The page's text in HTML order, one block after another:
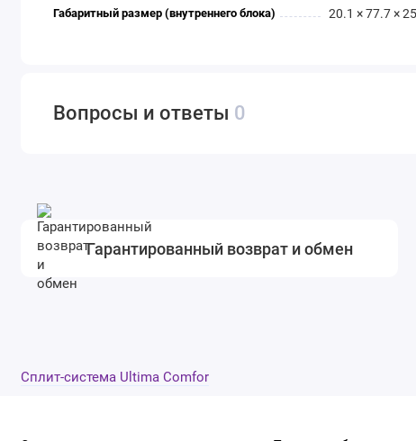
Габаритный размер (внутреннего блока) 20.1 × 77.7 × 25
Вопросы и ответы 0
Гарантированный возврат и обмен
Cплит-система Ultima Comfor